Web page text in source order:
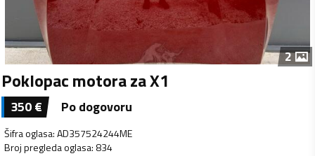
2
Poklopac motora za X1
350€ Po dogovoru
Šifra oglasa:AD357524244ME
Broj pregleda oglasa: 834